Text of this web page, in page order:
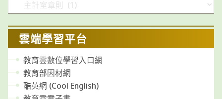
類
雲端學習平台
教育雲數位學習入口網
教育部因材網
酷英網 (Cool English)